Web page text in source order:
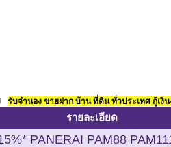
รับจำนอง ขายฝาก บ้าน ที่ดิน ทั่วประเทศ กู้เงิ
รายละเอียด
PANERAI PAM88